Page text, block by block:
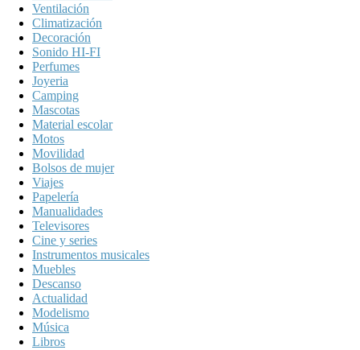
Ventilación
Climatización
Decoración
Sonido HI-FI
Perfumes
Joyeria
Camping
Mascotas
Material escolar
Motos
Movilidad
Bolsos de mujer
Viajes
Papelería
Manualidades
Televisores
Cine y series
Instrumentos musicales
Muebles
Descanso
Actualidad
Modelismo
Música
Libros